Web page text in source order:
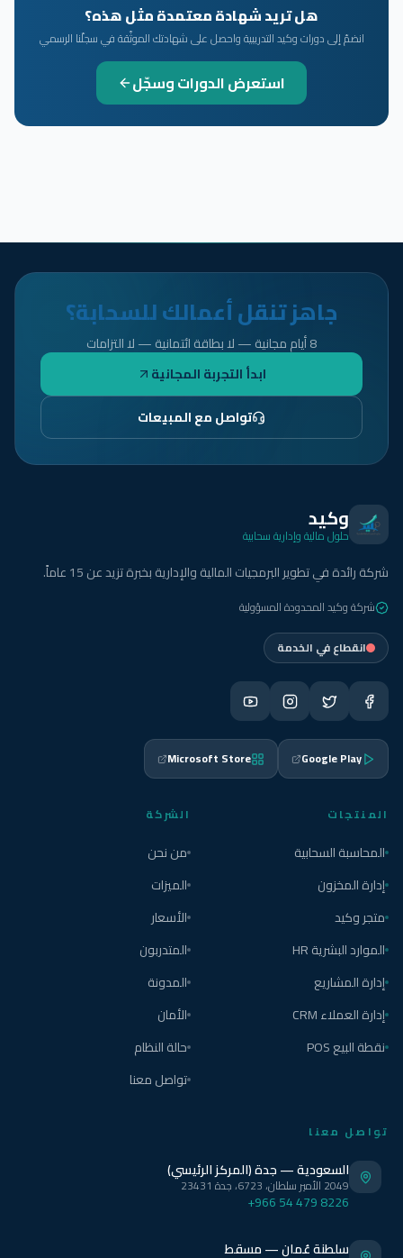
هل تريد شهادة معتمدة مثل هذه؟
انضمّ إلى دورات وكيد التدريبية واحصل على شهادتك الموثّقة في سجلّنا الرسمي
استعرض الدورات وسجّل
جاهز تنقل أعمالك للسحابة؟
8 أيام مجانية — لا بطاقة ائتمانية — لا التزامات
ابدأ التجربة المجانية
تواصل مع المبيعات
وكيد
حلول مالية وإدارية سحابية
شركة رائدة في تطوير البرمجيات المالية والإدارية بخبرة تزيد عن 15 عاماً.
شركة وكيد المحدودة المسؤولية
انقطاع في الخدمة
Google Play
Microsoft Store
المنتجات
المحاسبة السحابية
إدارة المخزون
متجر وكيد
الموارد البشرية HR
إدارة المشاريع
إدارة العملاء CRM
نقطة البيع POS
الشركة
من نحن
الميزات
الأسعار
المتدربون
المدونة
الأمان
حالة النظام
تواصل معنا
تواصل معنا
السعودية — جدة (المركز الرئيسي)
2049 الأمير سلطان، 6723، جدة 23431
+966 54 479 8226
سلطنة عُمان — مسقط